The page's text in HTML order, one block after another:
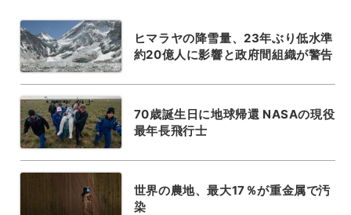
ヒマラヤの降雪量、23年ぶり低水準
約20億人に影響と政府間組織が警告
70歳誕生日に地球帰還 NASAの現役
最年長飛行士
世界の農地、最大17％が重金属で汚
染